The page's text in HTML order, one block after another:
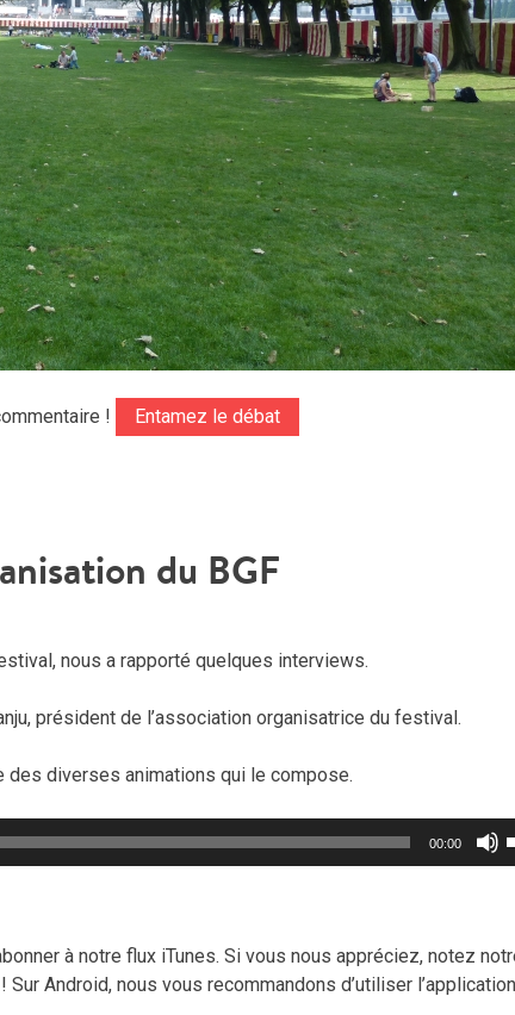
! Entamez le débat
du BGF
nous a rapporté quelques interviews.
président de l’association organisatrice du festival.
diverses animations qui le compose.
00:00
à notre flux iTunes. Si vous nous appréciez, notez
Android, nous vous recommandons d’utiliser l’application